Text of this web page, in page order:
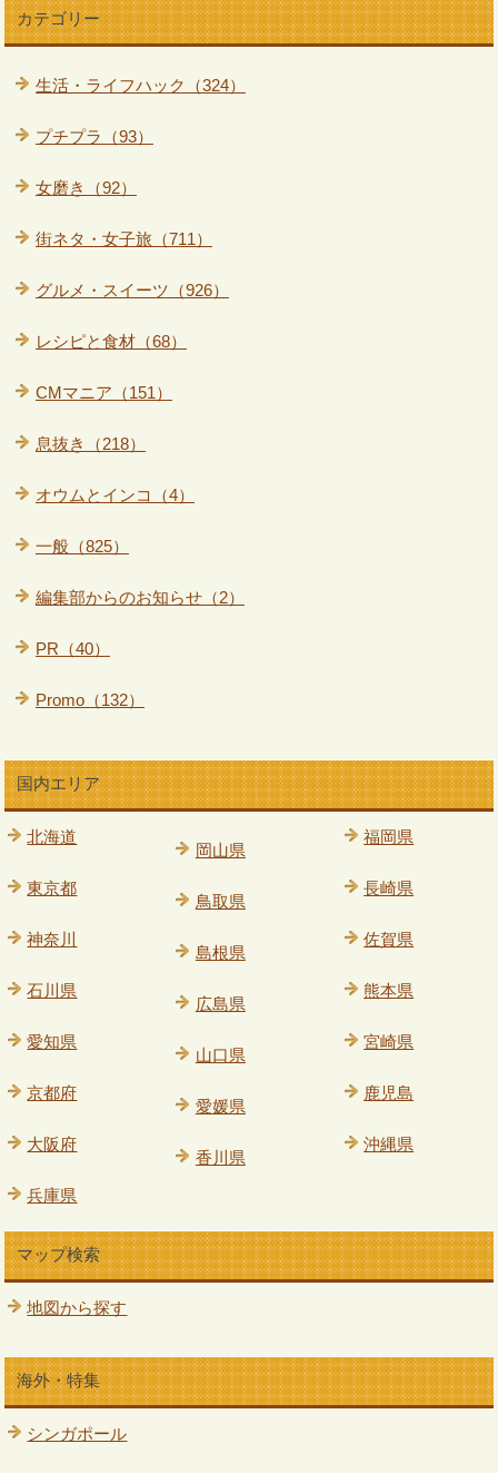
カテゴリー
生活・ライフハック（324）
プチプラ（93）
女磨き（92）
街ネタ・女子旅（711）
グルメ・スイーツ（926）
レシピと食材（68）
CMマニア（151）
息抜き（218）
オウムとインコ（4）
一般（825）
編集部からのお知らせ（2）
PR（40）
Promo（132）
国内エリア
北海道
東京都
神奈川
石川県
愛知県
京都府
大阪府
兵庫県
岡山県
鳥取県
島根県
広島県
山口県
愛媛県
香川県
福岡県
長崎県
佐賀県
熊本県
宮崎県
鹿児島
沖縄県
マップ検索
地図から探す
海外・特集
シンガポール